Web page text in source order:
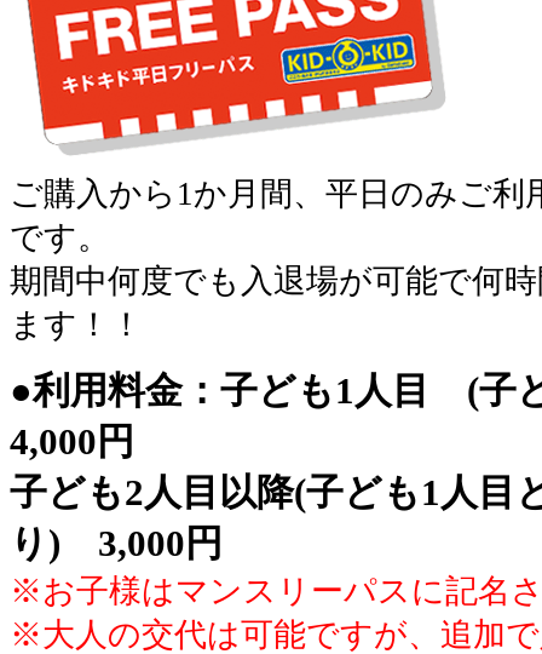
ご購入から1か月間、平日のみご
です。
期間中何度でも入退場が可能で何
ます！！
●利用料金：子ども1人目 (
4,000円
子ども2人目以降(子ども1人目
り) 3,000円
※お子様はマンスリーパスに記名
※大人の交代は可能ですが、追加